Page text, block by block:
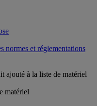
normes et réglementations
ajouté à la liste de matériel
matériel